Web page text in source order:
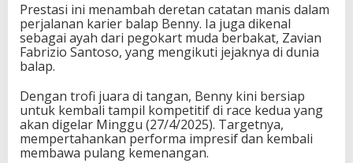
Prestasi ini menambah deretan catatan manis dalam
perjalanan karier balap Benny. Ia juga dikenal
sebagai ayah dari pegokart muda berbakat, Zavian
Fabrizio Santoso, yang mengikuti jejaknya di dunia
balap.
Dengan trofi juara di tangan, Benny kini bersiap
untuk kembali tampil kompetitif di race kedua yang
akan digelar Minggu (27/4/2025). Targetnya,
mempertahankan performa impresif dan kembali
membawa pulang kemenangan.